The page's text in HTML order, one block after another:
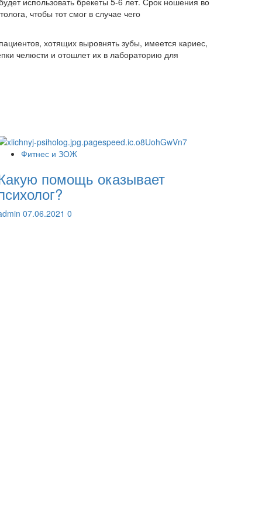
чтобы тот смог в случае чего
хотящих выровнять зубы, имеется кариес,
челюсти и отошлет их в лабораторию для
Фитнес и ЗОЖ
помощь оказывает
07.06.2021 0